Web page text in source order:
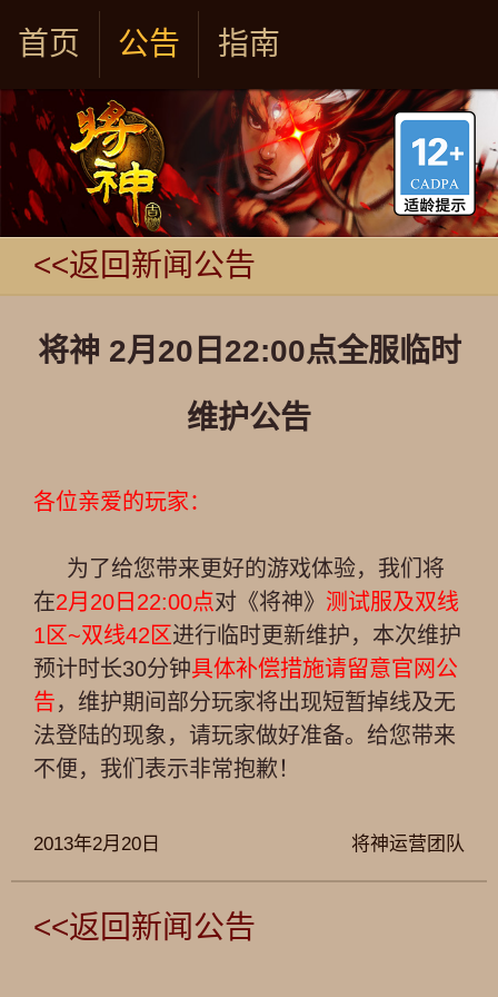
首页 公告 指南
<<返回新闻公告
将神 2月20日22:00点全服临时
维护公告
各位亲爱的玩家：
为了给您带来更好的游戏体验，我们将
在2月20日22:00点对《将神》 测试服及双线
1区~双线42区进行临时更新维护，本次维护
预计时长30分钟具体补偿措施请留意官网公
告，维护期间部分玩家将出现短暂掉线及无
法登陆的现象，请玩家做好准备。给您带来
不便，我们表示非常抱歉！
将神运营团队
2013年2月20日
<<返回新闻公告